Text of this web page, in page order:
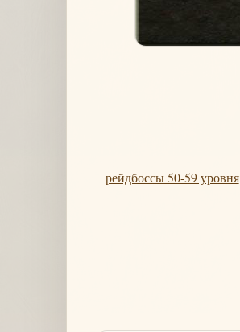
рейдбоссы 50-59 уровня